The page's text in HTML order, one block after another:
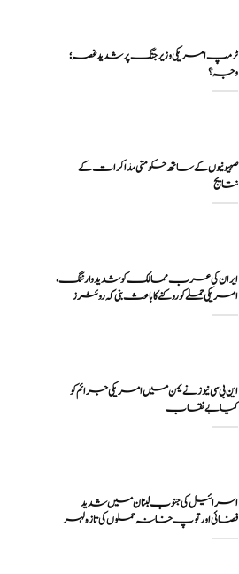
ٹرمپ امریکی وزیر جنگ پر شدید غصہ؛
وجہ ؟
صہیونیوں کے ساتھ حکومتی مذاکرات کے
نتایج
ایران کی عرب ممالک کو شدید وارننگ،
امریکی حملے کو روکنے کا باعث بنی کہ روئٹرز
این بی سی نیوز نے یمن میں امریکی جرائم کو
اسرائیل کی جنوب لبنان میں شدید
فضائی اور توپ خانہ حملوں کی تازہ لہر